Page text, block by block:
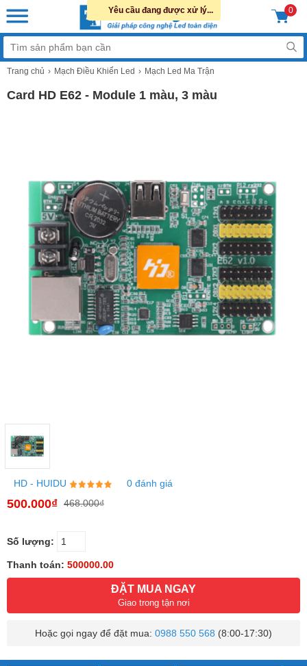
0
Trang chủ Mạch Điều Khiển Led Mạch Led Ma Trận
Card HD E62 - Module 1 màu, 3 màu
HD - HUIDU 0 đánh giá
500.000₫ 468.000₫
Số lượng:
Thanh toán: 500000.00
ĐẶT MUA NGAY
Giao trong tận nơi
Hoặc gọi ngay để đặt mua: 0988 550 568 (8:00-17:30)
Yêu cầu đang được xử lý...